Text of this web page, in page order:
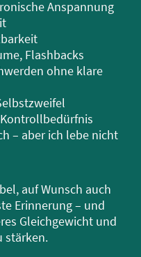
Anspannung
Flashbacks
ohne klare
– aber ich lebe nicht
auf Wunsch auch
Erinnerung – und
Gleichgewicht und
stärken.